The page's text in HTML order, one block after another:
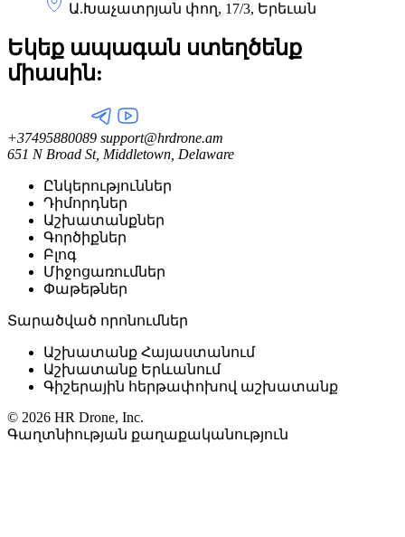
Ա.Խաչատրյան փող, 17/3, Երեւան
Եկեք ապագան ստեղծենք
միասին:
+37495880089 support@hrdrone.am
651 N Broad St, Middletown, Delaware
Ընկերություններ
Դիմորդներ
Աշխատանքներ
Գործիքներ
Բլոգ
Միջոցառումներ
Փաթեթներ
Տարածված որոնումներ
Աշխատանք Հայաստանում
Աշխատանք Երևանում
Գիշերային հերթափոխով աշխատանք
© 2026 HR Drone, Inc.
Գաղտնիության քաղաքականություն